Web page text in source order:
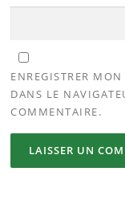
ENREGISTRER
DANS LE
COMMENTAIRE.